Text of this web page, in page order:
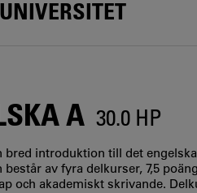
UNIVERSITET
A 30.0 HP
bred introduktion till det
består av fyra delkurser, 7,5
och akademiskt skrivande.